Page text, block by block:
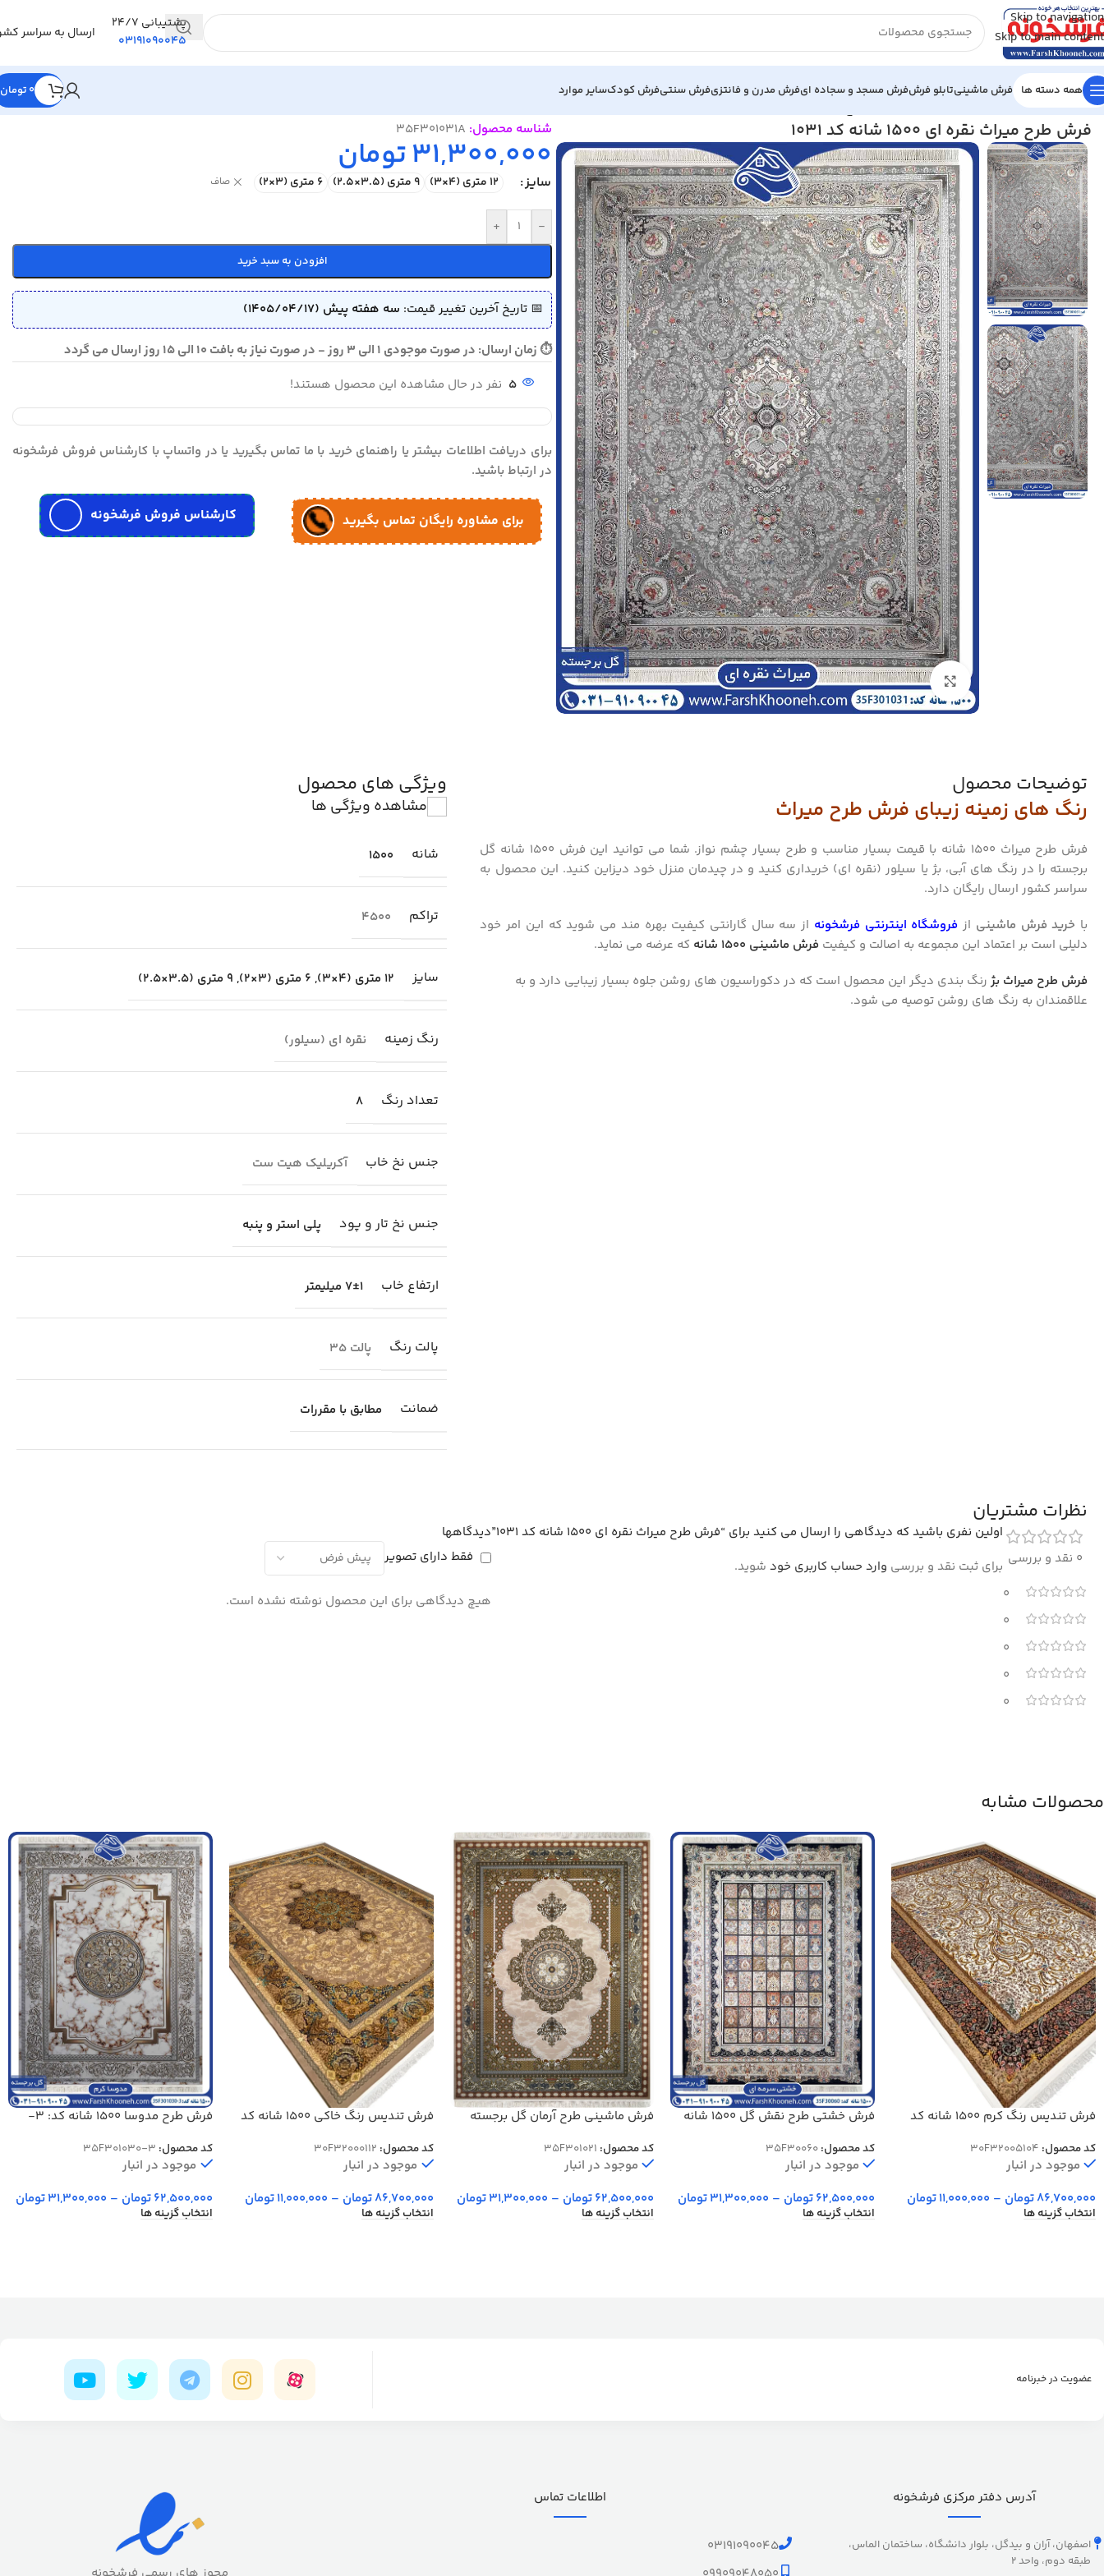
Skip to navigation
Skip to main content
پشتیبانی 24/7
03191090045
ارسال به سراسر
همه دسته ها فرش ماشینیتابلو فرشفرش مسجد و سجاده ایفرش مدرن و فانتزیفرش سنتیفرش کودکسایر موارد 0 تومان
خانه/فرش ماشینی
فرش طرح میراث نقره ای 1500 شانه کد 1031
بزرگنمایی تصویر
شناسه محصول: 35F301031A
31,300,000تومان
سایز 12 متری (4×3) 9 متری (3.5×2.5) 6 متری (3×2) صاف
-
+
افزودن به سبد خرید
📅 تاریخ آخرین تغییر قیمت: سه هفته پیش (1405/04/17)
⏱ زمان ارسال: در صورت موجودی 1 الی 3 روز - در صورت نیاز به بافت 10 الی 15 روز ارسال می گردد
5 نفر در حال مشاهده این محصول هستند!
برای دریافت اطلاعات بیشتر یا راهنمای خرید با ما تماس بگیرید یا در واتساپ با کارشناس فروش فرشخونه
در ارتباط باشید.
برای مشاوره رایگان تماس بگیرید کارشناس فروش فرشخونه
توضیحات محصول
رنگ های زمینه زیبای فرش طرح میراث
فرش طرح میراث 1500 شانه با قیمت بسیار مناسب و طرح بسیار چشم نواز. شما می توانید این فرش 1500 شانه گل
برجسته را در رنگ های آبی، بژ یا سیلور (نقره ای) خریداری کنید و در چیدمان منزل خود دیزاین کنید. این محصول به
سراسر کشور ارسال رایگان دارد.
با خرید فرش ماشینی از فروشگاه اینترنتی فرشخونه از سه سال گارانتی کیفیت بهره مند می شوید که این امر خود
دلیلی است بر اعتماد این مجموعه به اصالت و کیفیت فرش ماشینی 1500 شانه
که عرضه می نماید.
فرش طرح میراث بژ رنگ بندی دیگر این محصول است که در دکوراسیون های روشن جلوه بسیار زیبایی دارد و به
علاقمندان به رنگ های روشن توصیه می شود.
ویژگی های محصول
مشاهده ویژگی ها
شانه 1500
تراکم 4500
سایز 12 متری (4×3) , 6 متری (3×2) , 9 متری (3.5×2.5)
رنگ زمینه نقره ای (سیلور)
تعداد رنگ 8
جنس نخ خاب آکریلیک هیت ست
جنس نخ تار و پود پلی استر و پنبه
ارتفاع خاب 7±1 میلیمتر
پالت رنگ پالت 35
ضمانت مطابق با مقررات
نظرات مشتریان
0 نقد و بررسی
0
0
0
0
0
دیدگاهها
فقط دارای تصویر
هیچ دیدگاهی برای این محصول نوشته نشده است.
اولین نفری باشید که دیدگاهی را ارسال می کنید برای “فرش طرح میراث نقره ای 1500 شانه کد 1031”
برای ثبت نقد و بررسی وارد حساب کاربری خود شوید.
محصولات مشابه
فرش تندیس رنگ کرم 1500 شانه کد
کد محصول: 30F32005104
موجود در انبار
86,700,000تومان –
11,000,000تومان
انتخاب گزینه ها
فرش خشتی طرح نقش گل 1500 شانه
کد محصول:35F30060
موجود در انبار
62,500,000تومان –
31,300,000تومان
انتخاب گزینه ها
فرش ماشینی طرح آرمان گل برجسته
کد محصول: 35F301021
موجود در انبار
62,500,000تومان –
31,300,000تومان
انتخاب گزینه ها
فرش تندیس رنگ خاکی 1500 شانه کد
کد محصول: 30F32000112
موجود در انبار
86,700,000تومان –
11,000,000تومان
انتخاب گزینه ها
فرش طرح مدوسا 1500 شانه کد: 3-
کد محصول: 35F301030-3
موجود در انبار
62,500,000تومان –
31,300,000تومان
انتخاب گزینه ها
عضویت در خبرنامه
آدرس دفتر مرکزی فرشخونه
اصفهان، آران و بیدگل، بلوار دانشگاه، ساختمان الماس،
طبقه دوم، واحد 2
اطلاعات تماس
03191090045